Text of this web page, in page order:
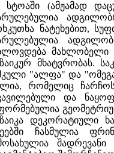
სტოაში (ამჟამად
ნატეხებით,
მახლობელი
მხატვრობას.
"ალფა" და
რომელიც
და
დეკორატიული
ჩასმულია